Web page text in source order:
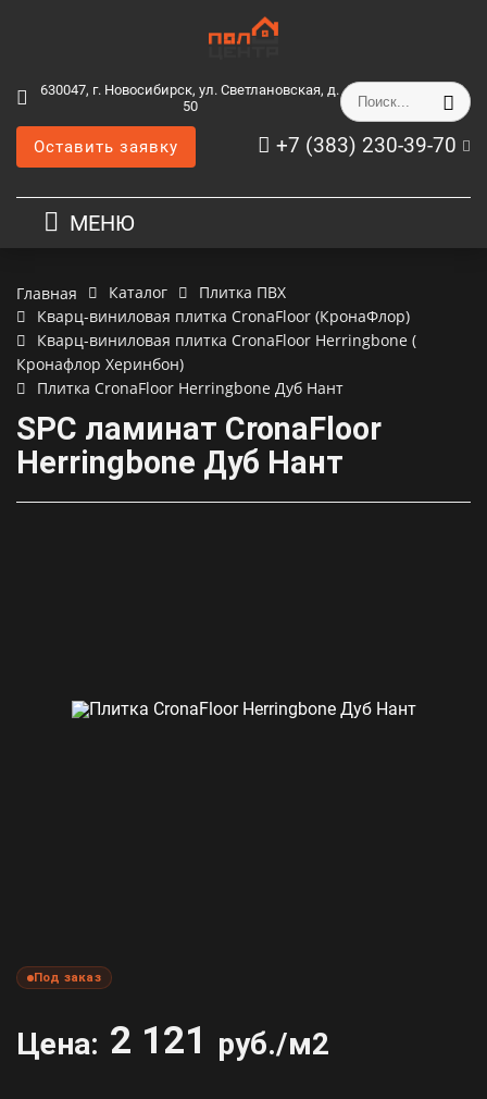
630047, г. Новосибирск, ул. Светлановская, д.
50
+7 (383) 230-39-70
Оставить заявку
МЕНЮ
Главная Каталог
Плитка ПВХ
Кварц-виниловая плитка CronaFloor (КронаФлор)
Кварц-виниловая плитка CronaFloor Herringbone (
Кронафлор Херинбон)
Плитка CronaFloor Herringbone Дуб Нант
SPC ламинат CronaFloor
Herringbone Дуб Нант
Под заказ
Цена: 2 121 руб./м2